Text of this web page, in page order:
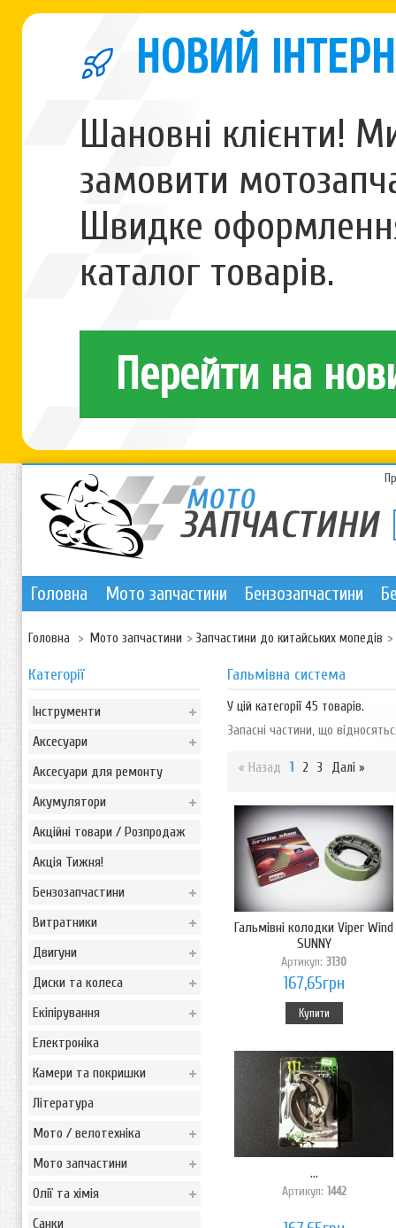
НОВИЙ
Шановні клієнти!
замовити
Швидке
каталог товарів.
Перейти на
Головна Мото запчастини Бензозапчастини
Головна > Мото запчастини > Запчастини до китайських мопедів >
Категорії
Інструменти
Аксесуари
Аксесуари для ремонту
Акумулятори
Акційні товари / Розпродаж
Акція Тижня!
Бензозапчастини
Витратники
Двигуни
Диски та колеса
Екіпірування
Електроніка
Камери та покришки
Література
Мото / велотехніка
Мото запчастини
Олії та хімія
Санки
Гальмівна система
У цій категорії 45 товарів.
Запасні частини, що
« Назад 1 2 3 Далі »
Гальмівні колодки Viper Wind
SUNNY
Артикул: 3130
167,65грн
Купити
...
Артикул: 1442